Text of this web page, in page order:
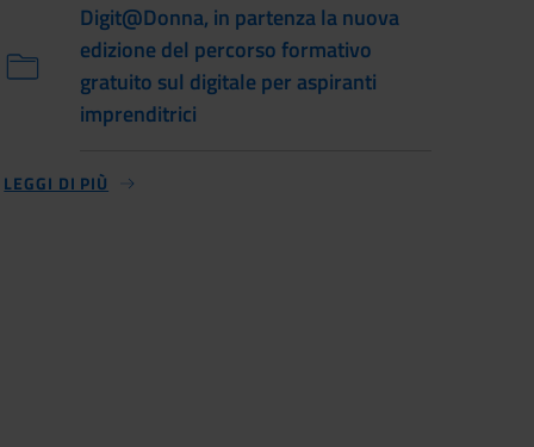
Digit@Donna, in partenza la nuova
edizione del percorso formativo
gratuito sul digitale per aspiranti
imprenditrici
LEGGI DI PIÙ